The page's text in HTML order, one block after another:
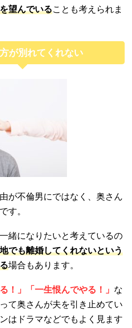
望んでいることも考えられま
が別れてくれない
が不倫男にではなく、奥さん
す。
緒になりたいと考えているの
でも離婚してくれないという
場合もあります。
！」 「一生恨んでやる！」 な
て奥さんが夫を引き止めてい
はドラマなどでもよく見ます